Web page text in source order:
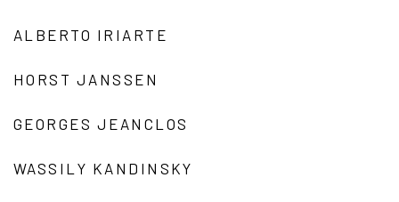
ALBERTO IRIARTE
HORST JANSSEN
GEORGES JEANCLOS
WASSILY KANDINSKY